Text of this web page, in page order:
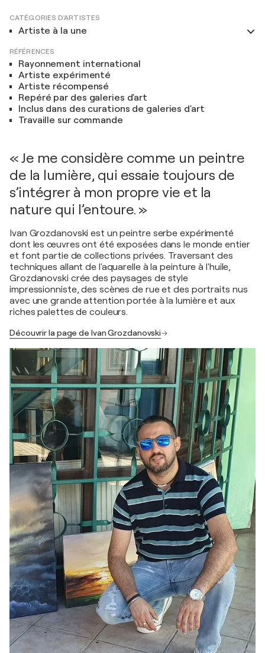
CATÉGORIES D'ARTISTES
Artiste à la une
RÉFÉRENCES
Rayonnement international
Artiste expérimenté
Artiste récompensé
Repéré par des galeries d'art
Inclus dans des curations de galeries d'art
Travaille sur commande
« Je me considère comme un peintre
de la lumière, qui essaie toujours de
s’intégrer à mon propre vie et la
nature qui l’entoure. »
Ivan Grozdanovski est un peintre serbe expérimenté
dont les œuvres ont été exposées dans le monde entier
et font partie de collections privées. Traversant des
techniques allant de l'aquarelle à la peinture à l'huile,
Grozdanovski crée des paysages de style
impressionniste, des scènes de rue et des portraits nus
avec une grande attention portée à la lumière et aux
riches palettes de couleurs.
Découvrir la page de Ivan Grozdanovski